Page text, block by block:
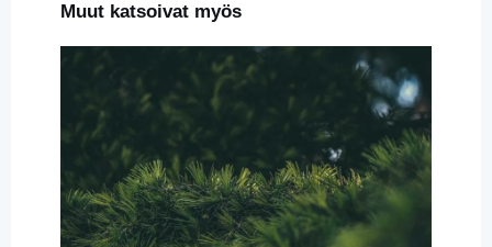
Muut katsoivat myös